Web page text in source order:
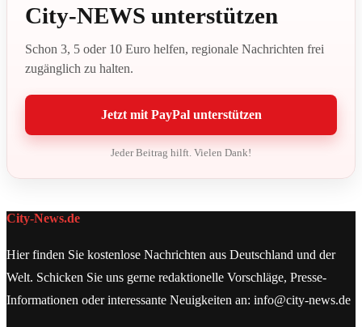
City-NEWS unterstützen
Schon 3, 5 oder 10 Euro helfen, regionale Nachrichten frei
zugänglich zu halten.
Jetzt mit PayPal unterstützen
Jeder Beitrag hilft. Vielen Dank!
City-News.de
Hier finden Sie kostenlose Nachrichten aus Deutschland und der
Welt. Schicken Sie uns gerne redaktionelle Vorschläge, Presse-
Informationen oder interessante Neuigkeiten an: info@city-news.de